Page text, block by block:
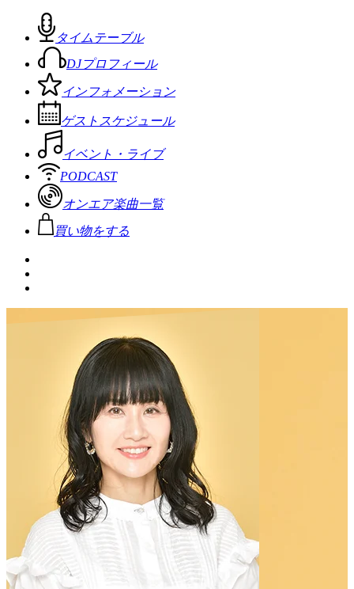
タイムテーブル
DJプロフィール
インフォメーション
ゲストスケジュール
イベント・ライブ
PODCAST
オンエア楽曲一覧
買い物をする